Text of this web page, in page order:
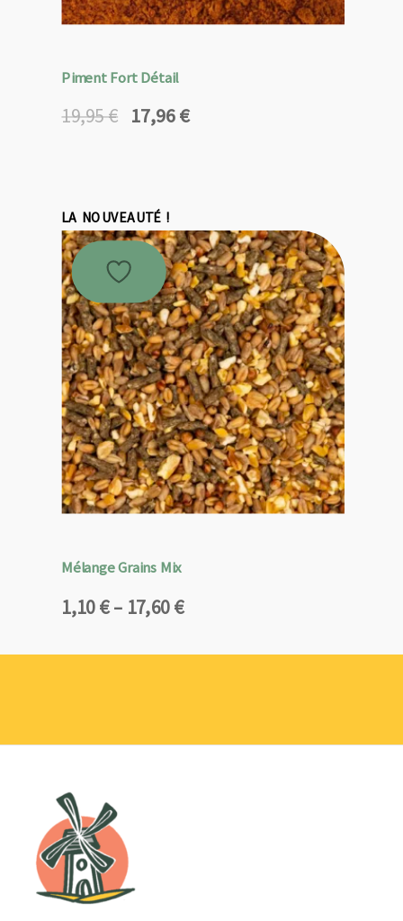
Piment Fort Détail
19,95€
Le
19,95 €.
17,96€
Le
17,96 €.
LA NOUVEAUTÉ !
Mélange Grains Mix
1,10€– 17,60€
Plage
prix :